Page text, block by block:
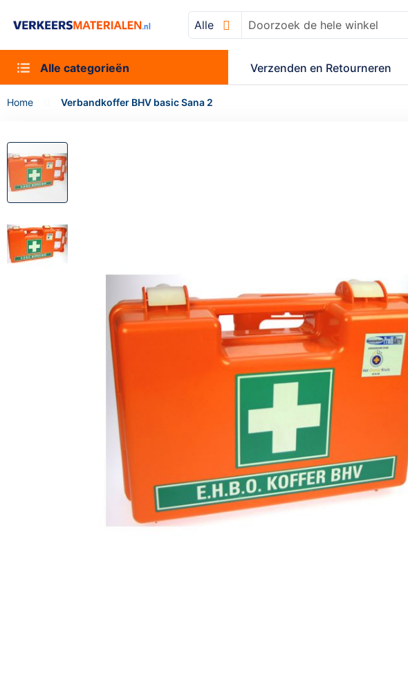
Alle
Alle categorieën Verzenden en Retourneren
Home Verbandkoffer BHV basic Sana 2
Ga
naar
het
einde
de
afbeeldingen-
gallerij